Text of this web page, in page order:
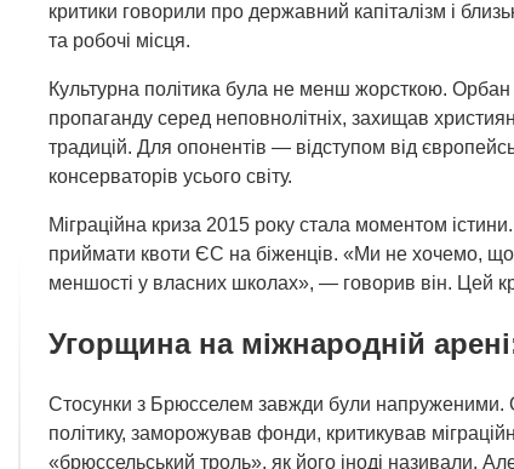
критики говорили про державний капіталізм і
та робочі місця.
Культурна політика була не менш жорсткою.
пропаганду серед неповнолітніх, захищав
традицій. Для опонентів — відступом від
консерваторів усього світу.
Міграційна криза 2015 року стала моментом
приймати квоти ЄС на біженців. «Ми не хочемо,
меншості у власних школах», — говорив він. Цей
Угорщина на міжнародній
Стосунки з Брюсселем завжди були напруженими.
політику, заморожував фонди, критикував
«брюссельський троль», як його іноді називали.